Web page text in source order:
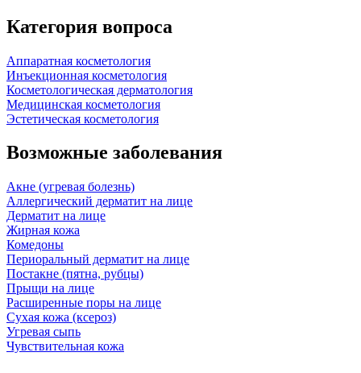
Категория вопроса
Аппаратная косметология
Инъекционная косметология
Косметологическая дерматология
Медицинская косметология
Эстетическая косметология
Возможные заболевания
Акне (угревая болезнь)
Аллергический дерматит на лице
Дерматит на лице
Жирная кожа
Комедоны
Периоральный дерматит на лице
Постакне (пятна, рубцы)
Прыщи на лице
Расширенные поры на лице
Сухая кожа (ксероз)
Угревая сыпь
Чувствительная кожа